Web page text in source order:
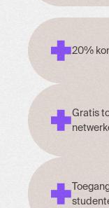
20%
Gratis